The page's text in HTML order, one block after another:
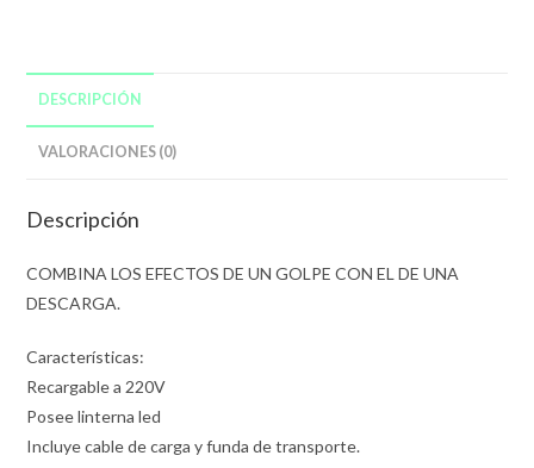
DESCRIPCIÓN
VALORACIONES (0)
Descripción
COMBINA LOS EFECTOS DE UN GOLPE CON EL DE UNA
DESCARGA.
Características:
Recargable a 220V
Posee linterna led
Incluye cable de carga y funda de transporte.